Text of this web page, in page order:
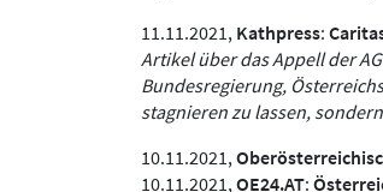
11.11.2021, Kathpress:
Artikel über das Appell der
Bundesregierung,
stagnieren zu lassen,
10.11.2021,
10.11.2021, OE24.AT: